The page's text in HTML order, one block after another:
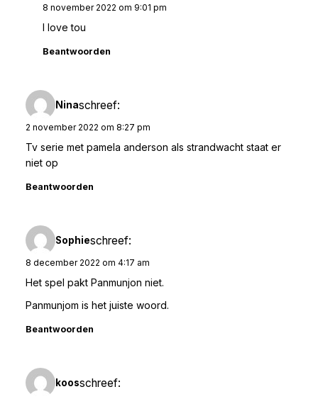
8 november 2022 om 9:01 pm
I love tou
Beantwoorden
Ninaschreef:
2 november 2022 om 8:27 pm
Tv serie met pamela anderson als strandwacht staat er
niet op
Beantwoorden
Sophieschreef:
8 december 2022 om 4:17 am
Het spel pakt Panmunjon niet.
Panmunjom is het juiste woord.
Beantwoorden
koosschreef: